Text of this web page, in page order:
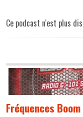
Ce podcast n'est plus
Fréquences